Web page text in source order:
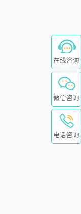
在线咨询
微信咨询
电话咨询